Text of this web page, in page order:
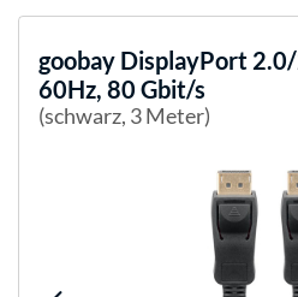
goobay DisplayPort
60Hz, 80 Gbit/s
(schwarz, 3 Meter)